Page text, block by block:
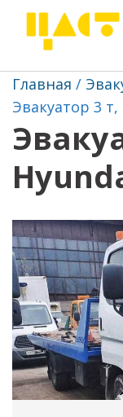
Главная
Эвакуатор 3